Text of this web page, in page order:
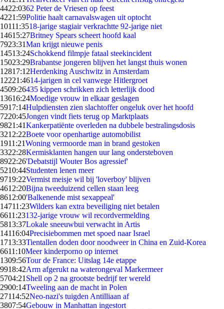
4422:0362 Peter de Vriesen op feest
4221:59Politie haalt carnavalswagen uit optocht
10111:3518-jarige stagiair verkrachtte 92-jarige niet
14615:27Britney Spears scheert hoofd kaal
7923:31Man krijgt nieuwe penis
14513:24Schokkend filmpje fataal steekincident
15023:29Brabantse jongeren blijven het langst thuis wonen
12817:12Herdenking Auschwitz in Amsterdam
12221:4614-jarigen in cel vanwege Hitlergroet
4509:26435 kippen schrikken zich letterlijk dood
13616:24Moedige vrouw in elkaar geslagen
5917:14Hulpdiensten zien slachtoffer ongeluk over het hoofd
7220:45Jongen vindt fiets terug op Marktplaats
9821:41Kankerpatiënte overleden na dubbele bestralingsdosis
3212:22Boete voor openhartige automobilist
1911:21Woning vermoorde man in brand gestoken
3322:28Kermisklanten hangen uur lang ondersteboven
8922:26'Debatstijl Wouter Bos agressief'
5210:44Studenten lenen meer
9719:22Vermist meisje wil bij 'loverboy' blijven
4612:20Bijna tweeduizend cellen staan leeg
8612:00'Balkenende mist sexappeal'
14711:23Wilders kan extra beveiliging niet betalen
6611:23132-jarige vrouw wil recordvermelding
5813:37Lokale sneeuwbui verwacht in Artis
14116:04Precisiebommen met spoed naar Israel
1713:33Tientallen doden door noodweer in China en Zuid-Korea
6611:10Meer kinderporno op internet
1309:56Tour de France: Uitslag 14e etappe
9918:42Arm afgerukt na waterongeval Markermeer
5704:21 Shell op 2 na grootste bedrijf ter wereld
2900:14Tweeling aan de macht in Polen
27114:52Neo-nazi's tuigden Antilliaan af
3807:54Gebouw in Manhattan ingestort